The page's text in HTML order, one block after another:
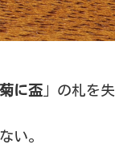
菊に盃 」の札を
い。